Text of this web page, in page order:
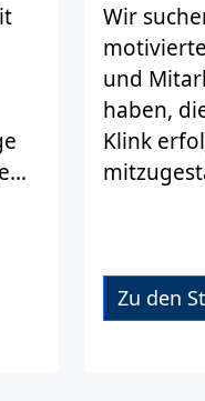
Wir
und
haben,
Klink
Zu den